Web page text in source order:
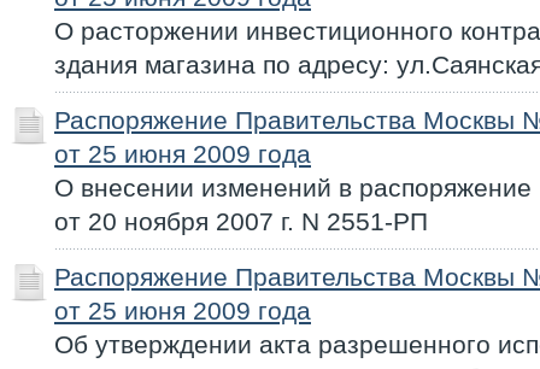
О расторжении инвестиционного
здания магазина по адресу:
Распоряжение Правительства Москвы
от 25 июня 2009 года
О внесении изменений в
от 20 ноября 2007 г. N 2551-РП
Распоряжение Правительства Москвы
от 25 июня 2009 года
Об утверждении акта разрешенного